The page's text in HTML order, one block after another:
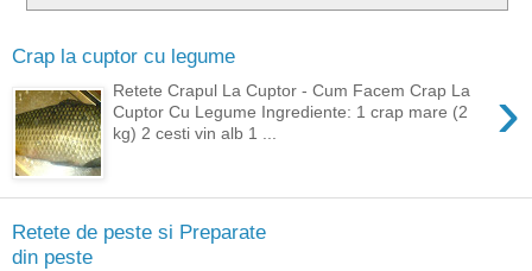
Crap la cuptor cu legume
›
Retete Crapul La Cuptor - Cum Facem Crap La
Cuptor Cu Legume Ingrediente: 1 crap mare (2
kg) 2 cesti vin alb 1 ...
Retete de peste si Preparate
din peste